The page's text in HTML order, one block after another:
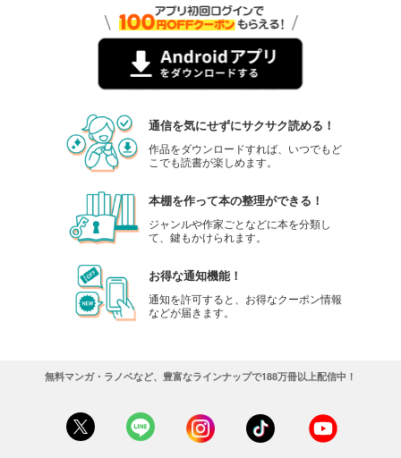
通信を気にせずにサクサク読める！
作品をダウンロードすれば、いつでもど
こでも読書が楽しめます。
本棚を作って本の整理ができる！
ジャンルや作家ごとなどに本を分類し
て、鍵もかけられます。
お得な通知機能！
通知を許可すると、お得なクーポン情報
などが届きます。
無料マンガ・ラノベなど、豊富なラインナップで188万冊以上配信中！